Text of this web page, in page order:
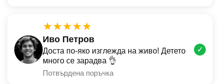
★★★★★
Иво Петров
Доста по-яко изглежда на живо! Детето
много се зарадва 👌
Потвърдена поръчка
✓